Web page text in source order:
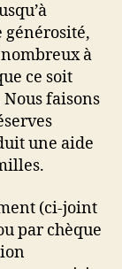
générosité,
à
ce soit
faisons
une aide
(ci-joint
par chèque